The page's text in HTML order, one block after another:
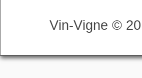
Vin-Vigne ©